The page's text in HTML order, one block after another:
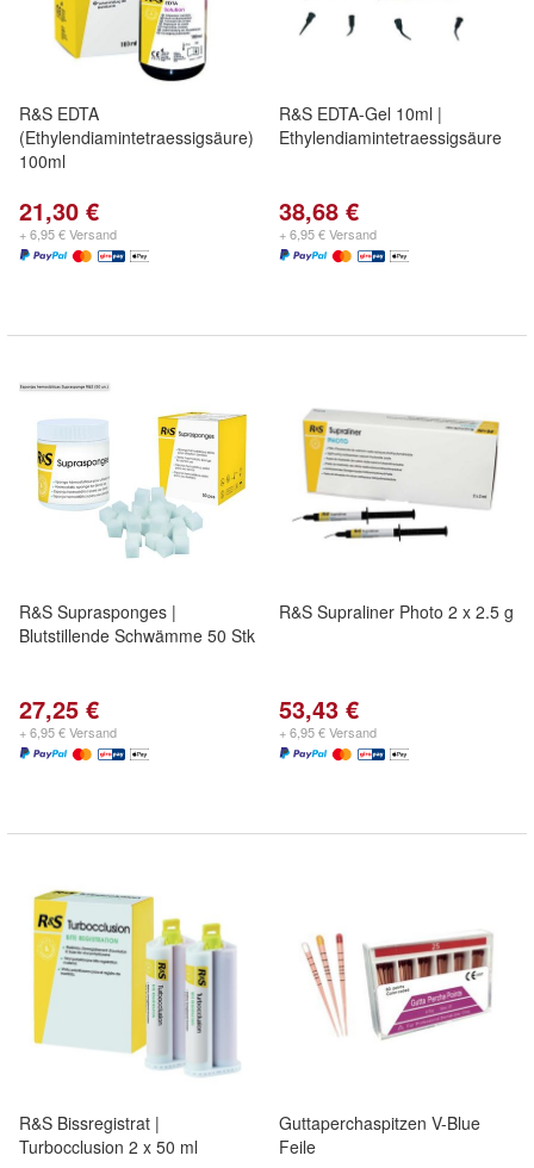
R&S EDTA
(Ethylendiamintetraessigsäure)
100ml
21,30 €
+ 6,95 € Versand
R&S EDTA-Gel 10ml |
Ethylendiamintetraessigsäure
38,68 €
+ 6,95 € Versand
R&S Suprasponges |
Blutstillende Schwämme 50 Stk
27,25 €
+ 6,95 € Versand
R&S Supraliner Photo 2 x 2.5 g
53,43 €
+ 6,95 € Versand
R&S Bissregistrat |
Turbocclusion 2 x 50 ml
Guttaperchaspitzen V-Blue
Feile